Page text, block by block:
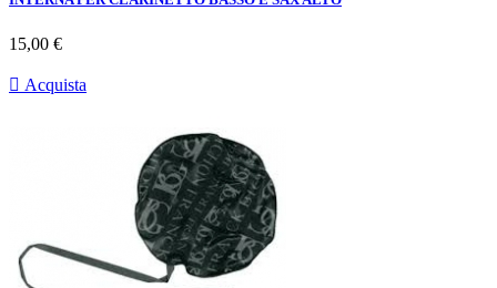
Prezzo
15,00 €
 Acquista